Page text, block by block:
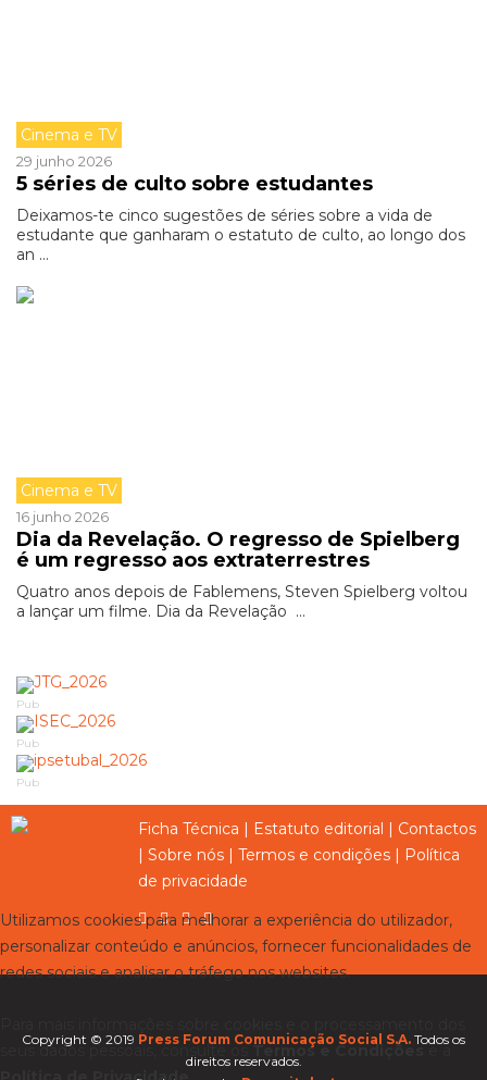
Cinema e TV
29 junho 2026
5 séries de culto sobre estudantes
Deixamos-te cinco sugestões de séries sobre a vida de
estudante que ganharam o estatuto de culto, ao longo dos
an ...
Cinema e TV
16 junho 2026
Dia da Revelação. O regresso de Spielberg
é um regresso aos extraterrestres
Quatro anos depois de Fablemens, Steven Spielberg voltou
a lançar um filme. Dia da Revelação ...
Pub
Pub
Pub
Ficha Técnica | Estatuto editorial | Contactos
| Sobre nós | Termos e condições | Política
de privacidade
Copyright © 2019 Press Forum Comunicação Social S.A. Todos os
direitos reservados.
Utilizamos cookies para melhorar a experiência do utilizador,
personalizar conteúdo e anúncios, fornecer funcionalidades de
redes sociais e analisar o tráfego nos websites.
seus dados pessoais, consulte osTermos e Condiçõese a